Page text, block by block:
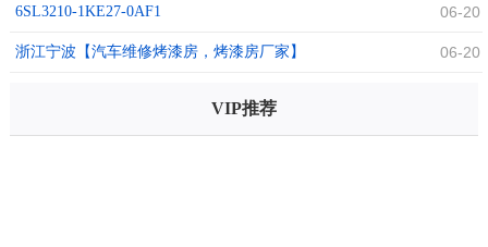
粘剂
6SL3210-1KE27-0AF1 06-20
浙江宁波【汽车维修烤漆房，烤漆房厂家】 06-20
VIP推荐